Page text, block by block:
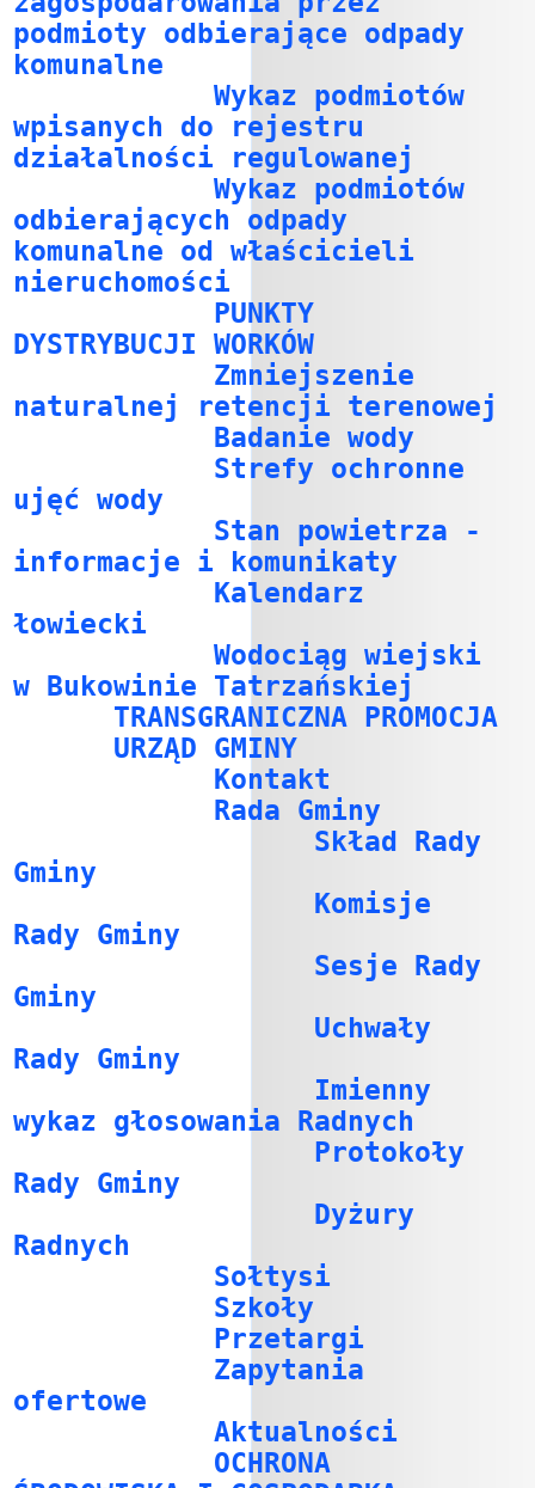
podmioty odbierające odpady
komunalne
Wykaz podmiotów
wpisanych do rejestru
działalności regulowanej
Wykaz podmiotów
odbierających odpady
komunalne od właścicieli
nieruchomości
PUNKTY
DYSTRYBUCJI WORKÓW
Zmniejszenie
naturalnej retencji terenowej
Badanie wody
Strefy ochronne
ujęć wody
Stan powietrza -
informacje i komunikaty
Kalendarz
łowiecki
Wodociąg wiejski
w Bukowinie Tatrzańskiej
TRANSGRANICZNA PROMOCJA
URZĄD GMINY
Kontakt
Rada Gminy
Skład Rady
Gminy
Komisje
Rady Gminy
Sesje Rady
Gminy
Uchwały
Rady Gminy
Imienny
wykaz głosowania Radnych
Protokoły
Rady Gminy
Dyżury
Radnych
Sołtysi
Szkoły
Przetargi
Zapytania
ofertowe
Aktualności
OCHRONA